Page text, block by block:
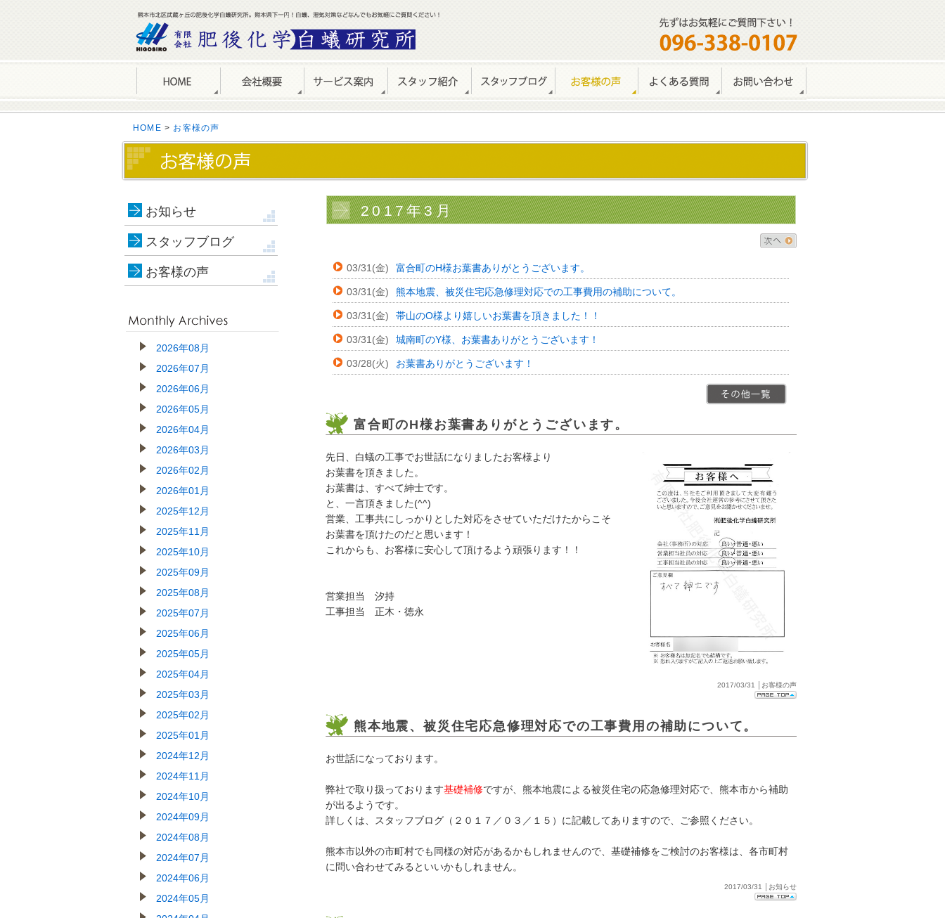
HOME > お客様の声
お知らせ
スタッフブログ
お客様の声
2026年08月
2026年07月
2026年06月
2026年05月
2026年04月
2026年03月
2026年02月
2026年01月
2025年12月
2025年11月
2025年10月
2025年09月
2025年08月
2025年07月
2025年06月
2025年05月
2025年04月
2025年03月
2025年02月
2025年01月
2024年12月
2024年11月
2024年10月
2024年09月
2024年08月
2024年07月
2024年06月
2024年05月
2017年3月
03/31(金) 富合町のH様お葉書ありがとうございます。
03/31(金) 熊本地震、被災住宅応急修理対応での工事費用の補助について。
03/31(金) 帯山のO様より嬉しいお葉書を頂きました！！
03/31(金) 城南町のY様、お葉書ありがとうございます！
03/28(火) お葉書ありがとうございます！
富合町のH様お葉書ありがとうございます。
先日、白蟻の工事でお世話になりましたお客様より
お葉書を頂きました。
お葉書は、すべて紳士です。
と、一言頂きました(^^)
営業、工事共にしっかりとした対応をさせていただけたからこそ
お葉書を頂けたのだと思います！
これからも、お客様に安心して頂けるよう頑張ります！！
営業担当 汐持
工事担当 正木・徳永
2017/03/31 │お客様の声
熊本地震、被災住宅応急修理対応での工事費用の補助について。
お世話になっております。
弊社で取り扱っております基礎補修ですが、熊本地震による被災住宅の応急修理対応で、熊本市から補助
が出るようです。
詳しくは、スタッフブログ（２０１７／０３／１５）に記載してありますので、ご参照ください。
熊本市以外の市町村でも同様の対応があるかもしれませんので、基礎補修をご検討のお客様は、各市町村
に問い合わせてみるといいかもしれません。
2017/03/31 │お知らせ